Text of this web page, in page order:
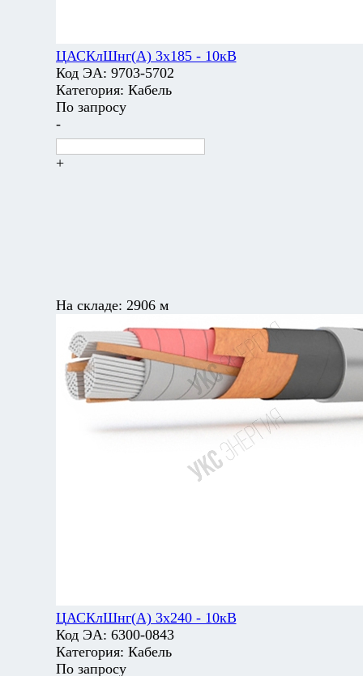
ЦАСКлШнг(А) 3х185 - 10кВ
Код ЭА: 9703-5702
Категория: Кабель
По запросу
-
+
На складе: 2906 м
ЦАСКлШнг(А) 3х240 - 10кВ
Код ЭА: 6300-0843
Категория: Кабель
По запросу